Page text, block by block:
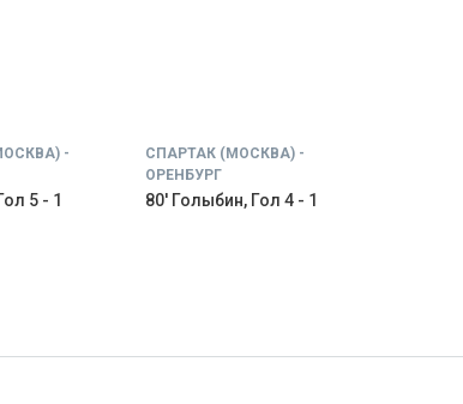
-
5 - 1
СПАРТАК (МОСКВА) -
ОРЕНБУРГ
80' Голыбин, Гол 4 - 1